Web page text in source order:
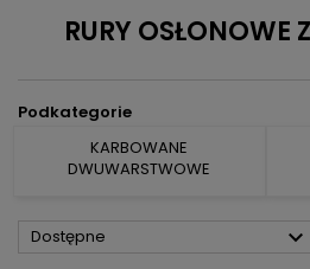
RURY OSŁONOWE
Podkategorie
KARBOWANE
DWUWARSTWOWE
Dostępne 